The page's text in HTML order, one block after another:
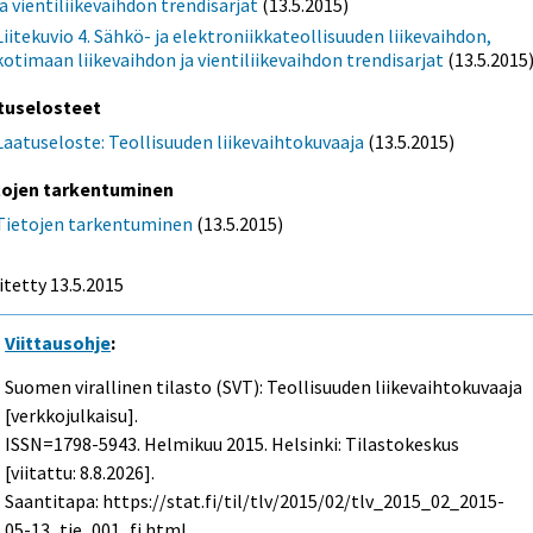
4. Sähkö- ja elektroniikkateollisuuden liikevaihdon,
liikevaihdon ja vientiliikevaihdon trendisarjat
Teollisuuden liikevaihtokuvaaja (13.5.2015)
tarkentuminen
tarkentuminen (13.5.2015)
13.5.2015
Viittausohje:
Suomen virallinen tilasto (SVT): Teollisuuden liikevaihtokuvaaja
[verkkojulkaisu].
ISSN=1798-5943. Helmikuu 2015. Helsinki: Tilastokeskus
[viitattu: 8.8.2026].
Saantitapa: https://stat.fi/til/tlv/2015/02/tlv_2015_02_2015-